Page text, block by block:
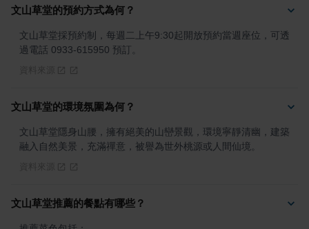
文山草堂的預約方式為何？
文山草堂採預約制，每週二上午9:30起開放預約當週座位，可透
過電話 0933-615950 預訂。
文山草堂的環境氛圍為何？
文山草堂隱身山腰，擁有絕美的山巒景觀，環境寧靜清幽，建築
融入自然美景，充滿禪意，被譽為世外桃源或人間仙境。
文山草堂推薦的餐點有哪些？